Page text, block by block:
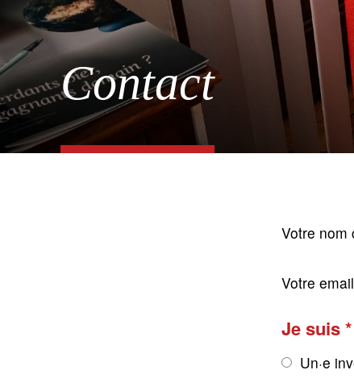
Contact
Votre nom
Votre email
Je suis
Un·e